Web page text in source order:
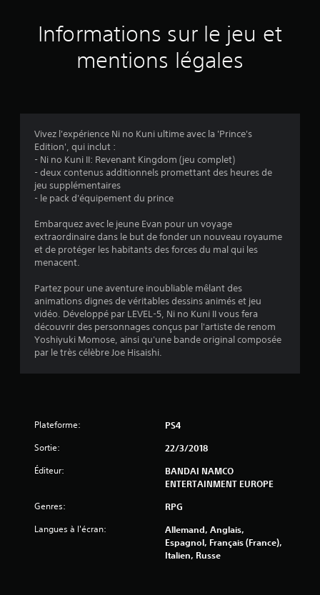
a
6
t
o
s
Informations sur le jeu et
mentions légales
Vivez l'expérience Ni no Kuni ultime avec la 'Prince's
Edition', qui inclut :
- Ni no Kuni II: Revenant Kingdom (jeu complet)
- deux contenus additionnels promettant des heures de
jeu supplémentaires
- le pack d'équipement du prince
Embarquez avec le jeune Evan pour un voyage
extraordinaire dans le but de fonder un nouveau royaume
et de protéger les habitants des forces du mal qui les
menacent.
Partez pour une aventure inoubliable mêlant des
animations dignes de véritables dessins animés et jeu
vidéo. Développé par LEVEL-5, Ni no Kuni II vous fera
découvrir des personnages conçus par l'artiste de renom
Yoshiyuki Momose, ainsi qu'une bande original composée
par le très célèbre Joe Hisaishi.
Plateforme: PS4
Sortie: 22/3/2018
Éditeur:
BANDAI NAMCO
ENTERTAINMENT EUROPE
Genres: RPG
Langues à l'écran:
Allemand, Anglais,
Espagnol, Français (France),
Italien, Russe